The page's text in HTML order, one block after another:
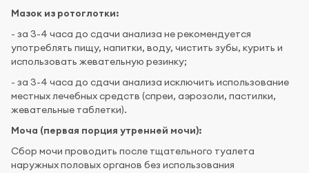
Мазок из ротоглотки:
- за 3-4 часа до сдачи анализа не рекомендуется
употреблять пищу, напитки, воду, чистить зубы, курить и
использовать жевательную резинку;
- за 3-4 часа до сдачи анализа исключить использование
местных лечебных средств (спреи, аэрозоли, пастилки,
жевательные таблетки).
Моча (первая порция утренней мочи):
Сбор мочи проводить после тщательного туалета
наружных половых органов без использования